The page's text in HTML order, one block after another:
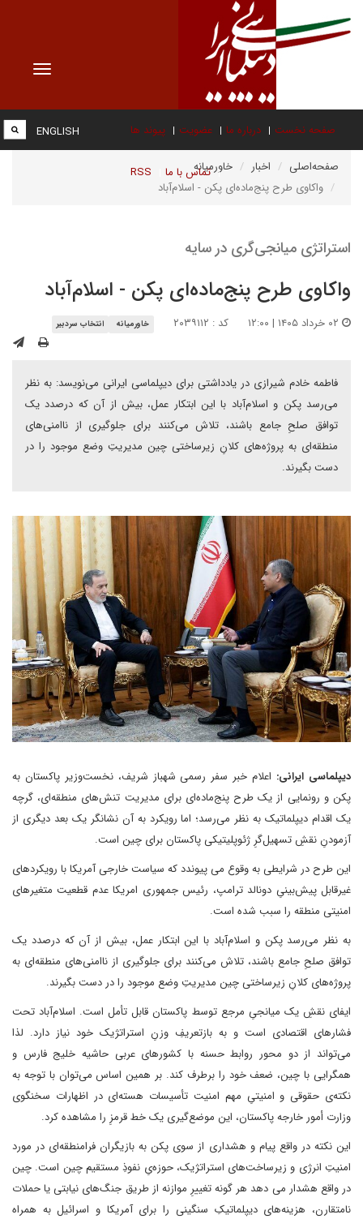
Toggle
صفحه نخست درباره ما عضویت پیوند ها
تماس با ما RSS
ENGLISH
صفحه‌اصلی اخبار
خاورمیانه
واکاوی طرح پنج‌ماده‌ای پکن - اسلام‌آباد
استراتژی میانجی‌گری در سایه
واکاوی طرح پنج‌ماده‌ای پکن - اسلام‌آباد
کد : ۲۰۳۹۱۱۲ خاورمیانه انتخاب سردبیر
فاطمه خادم شیرازی در یادداشتی برای دیپلماسی ایرانی می‌نویسد: به نظر
می‌رسد پکن و اسلام‌آباد با این ابتکار عمل، بیش از آن که درصدد یک
توافق صلحِ جامع باشند، تلاش می‌کنند برای جلوگیری از ناامنی‌های
منطقه‌ای به پروژه‌های کلانِ زیرساختی چین مدیریتِ وضع موجود را در
دست بگیرند.
دیپلماسی ایرانی: اعلام خبر سفر رسمی شهباز شریف، نخست‌وزیر پاکستان به
پکن و رونمایی از یک طرح پنج‌ماده‌ای برای مدیریت تنش‌های منطقه‌ای، گرچه
یک اقدام دیپلماتیک به نظر می‌رسد؛ اما رویکرد به آن نشانگر یک بعد دیگری از
آزمودنِ نقشِ تسهیل‌گرِ ژئوپلیتیکی پاکستان برای چین است.
این طرح در شرایطی به وقوع می پیوندد که سیاست خارجی آمریکا با رویکردهای
غیرقابل پیش‌بینیِ دونالد ترامپ، رئیس جمهوری امریکا عدم ‌قطعیت متغیرهای
امنیتی منطقه را سبب شده است.
به نظر می‌رسد پکن و اسلام‌آباد با این ابتکار عمل، بیش از آن که درصدد یک
توافق صلحِ جامع باشند، تلاش می‌کنند برای جلوگیری از ناامنی‌های منطقه‌ای به
پروژه‌های کلانِ زیرساختی چین مدیریتِ وضع موجود را در دست بگیرند.
ایفای نقشِ یک میانجیِ مرجع توسط پاکستان قابل‌ تأمل است. اسلام‌آباد تحت
فشارهای اقتصادی است و به بازتعریفِ وزنِ استراتژیک خود نیاز دارد. لذا
می‌تواند از دو محور روابط حسنه با کشورهای عربی حاشیه خلیج فارس و
همگرایی با چین، ضعف خود را برطرف کند. بر همین اساس می‌توان با توجه به
نکته‌ی حقوقی و امنیتیِ مهم امنیت تأسیسات هسته‌ای در اظهارات سخنگوی
وزارت أمور خارجه پاکستان، این موضع‌گیری یک خط ‌قرمزِ را مشاهده کرد.
این نکته در واقع پیام و هشداری از سوی پکن به بازیگران فرامنطقه‌ای در مورد
امنیتِ انرژی و زیرساخت‌های استراتژیک، حوزه‌یِ نفوذِ مستقیم چین است. چین
در واقع هشدار می دهد هر گونه تغییرِ موازنه از طریق جنگ‌های نیابتی یا حملات
نامتقارن، هزینه‌های دیپلماتیکِ سنگینی را برای آمریکا و اسرائیل به همراه